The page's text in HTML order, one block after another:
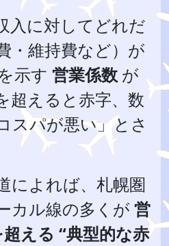
入に対してどれだ
・維持費など）が
示す 営業係数 が
超えると赤字、数
スパが悪い」とさ
によれば、札幌圏
カル線の多くが 営
える “典型的な赤